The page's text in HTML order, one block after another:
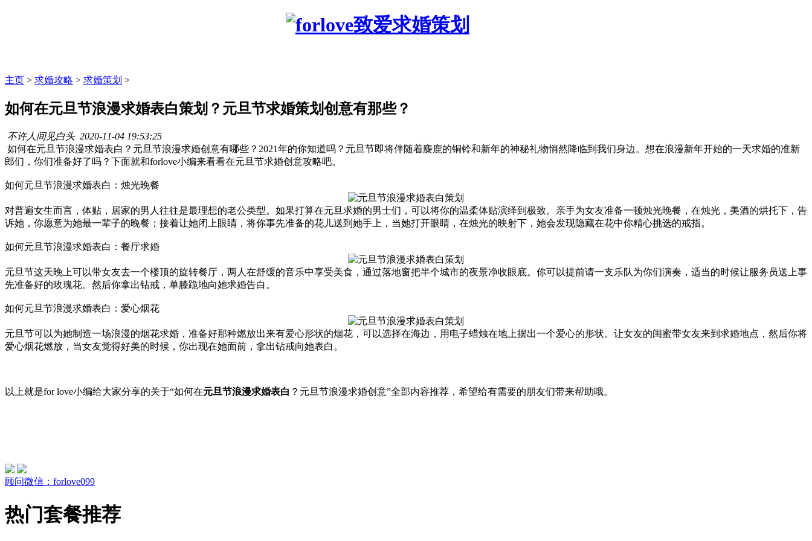
主页 > 求婚攻略 > 求婚策划 >
如何在元旦节浪漫求婚表白策划？元旦节求婚策划创意有那些？
不许人间见白头 2020-11-04 19:53:25
如何在元旦节浪漫求婚表白？元旦节浪漫求婚创意有哪些？2021年的你知道吗？元旦节即将伴随着麋鹿的铜铃和新年的神秘礼物悄然降临到我们身边。想在浪漫新年开始的一天求婚的准新
郎们，你们准备好了吗？下面就和forlove小编来看看在元旦节求婚创意攻略吧。
如何元旦节浪漫求婚表白：烛光晚餐
对普遍女生而言，体贴，居家的男人往往是最理想的老公类型。如果打算在元旦求婚的男士们，可以将你的温柔体贴演绎到极致。亲手为女友准备一顿烛光晚餐，在烛光，美酒的烘托下，告
诉她，你愿意为她最一辈子的晚餐；接着让她闭上眼睛，将你事先准备的花儿送到她手上，当她打开眼睛，在烛光的映射下，她会发现隐藏在花中你精心挑选的戒指。
如何元旦节浪漫求婚表白：餐厅求婚
元旦节这天晚上可以带女友去一个楼顶的旋转餐厅，两人在舒缓的音乐中享受美食，通过落地窗把半个城市的夜景净收眼底。你可以提前请一支乐队为你们演奏，适当的时候让服务员送上事
先准备好的玫瑰花。然后你拿出钻戒，单膝跪地向她求婚告白。
如何元旦节浪漫求婚表白：爱心烟花
元旦节可以为她制造一场浪漫的烟花求婚，准备好那种燃放出来有爱心形状的烟花，可以选择在海边，用电子蜡烛在地上摆出一个爱心的形状。让女友的闺蜜带女友来到求婚地点，然后你将
爱心烟花燃放，当女友觉得好美的时候，你出现在她面前，拿出钻戒向她表白。
以上就是for love小编给大家分享的关于“如何在元旦节浪漫求婚表白 ？元旦节浪漫求婚创意”全部内容推荐，希望给有需要的朋友们带来帮助哦。
顾问微信：forlove099
热门套餐推荐